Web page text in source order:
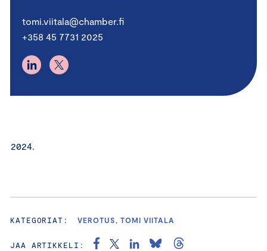
tomi.viitala@chamber.fi
+358 45 7731 2025
KATEGORIAT: VEROTUS, TOMI VIITALA
JAA ARTIKKELI: